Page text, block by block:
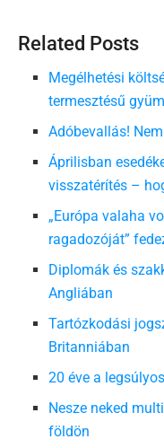
Related Posts
Megélhetési
termesztésű
Adóbevallás!
Áprilisban
visszatérítés –
„Európa valaha
ragadozóját”
Diplomák és
Angliában
Tartózkodási
Britanniában
20 éve a
Nesze neked
földön